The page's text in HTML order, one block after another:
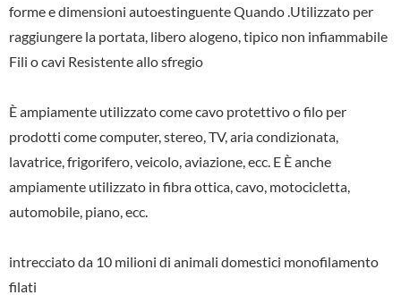
forme e dimensioni autoestinguente Quando .Utilizzato per
raggiungere la portata, libero alogeno, tipico non infiammabile
Fili o cavi Resistente allo sfregio
È ampiamente utilizzato come cavo protettivo o filo per
prodotti come computer, stereo, TV, aria condizionata,
lavatrice, frigorifero, veicolo, aviazione, ecc. E È anche
ampiamente utilizzato in fibra ottica, cavo, motocicletta,
automobile, piano, ecc.
intrecciato da 10 milioni di animali domestici monofilamento
filati